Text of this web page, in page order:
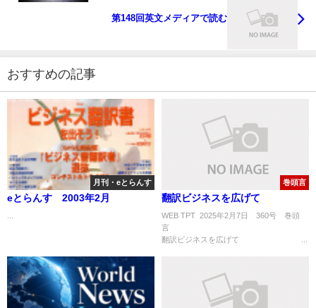
第148回英文メディアで読む
おすすめの記事
月刊・eとらんす
eとらんす 2003年2月
巻頭言
翻訳ビジネスを広げて
WEB TPT 2025年2月7日 360号 巻頭
翻訳ビジネスを広げて ...